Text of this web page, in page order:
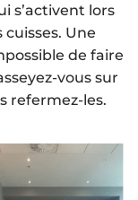
s’activent lors
Une
de faire
vous sur
refermez-les.